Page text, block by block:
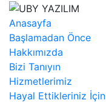
Anasayfa
Başlamadan Önce
Hakkımızda
Bizi Tanıyın
Hizmetlerimiz
Hayal Ettikleriniz İçin